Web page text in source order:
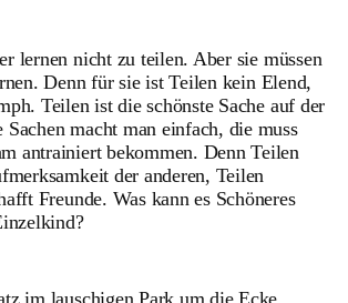
lernen nicht zu teilen. Aber sie müssen
Denn für sie ist Teilen kein Elend,
Teilen ist die schönste Sache auf der
Sachen macht man einfach, die muss
antrainiert bekommen. Denn Teilen
der anderen, Teilen
Freunde. Was kann es Schöneres